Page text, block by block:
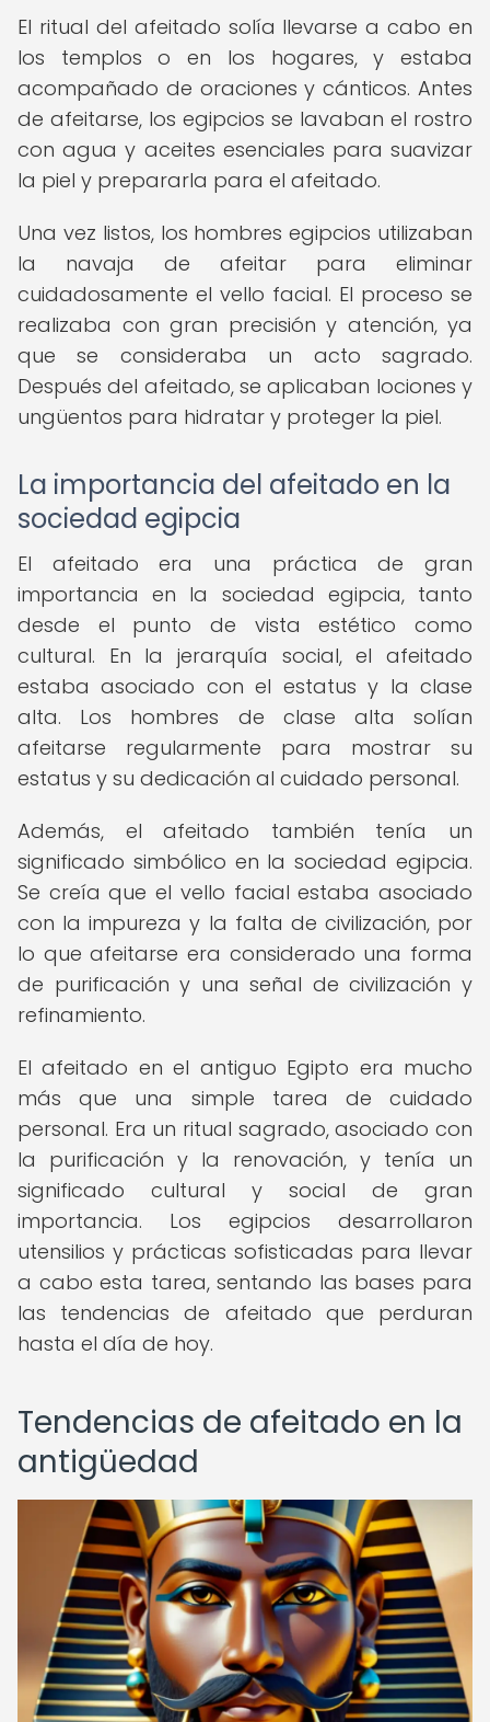
El ritual del afeitado solía llevarse a cabo en
los templos o en los hogares, y estaba
acompañado de oraciones y cánticos. Antes
de afeitarse, los egipcios se lavaban el rostro
con agua y aceites esenciales para suavizar
la piel y prepararla para el afeitado.
Una vez listos, los hombres egipcios utilizaban
la navaja de afeitar para eliminar
cuidadosamente el vello facial. El proceso se
realizaba con gran precisión y atención, ya
que se consideraba un acto sagrado.
Después del afeitado, se aplicaban lociones y
ungüentos para hidratar y proteger la piel.
La importancia del afeitado en la
sociedad egipcia
El afeitado era una práctica de gran
importancia en la sociedad egipcia, tanto
desde el punto de vista estético como
cultural. En la jerarquía social, el afeitado
estaba asociado con el estatus y la clase
alta. Los hombres de clase alta solían
afeitarse regularmente para mostrar su
estatus y su dedicación al cuidado personal.
Además, el afeitado también tenía un
significado simbólico en la sociedad egipcia.
Se creía que el vello facial estaba asociado
con la impureza y la falta de civilización, por
lo que afeitarse era considerado una forma
de purificación y una señal de civilización y
refinamiento.
El afeitado en el antiguo Egipto era mucho
más que una simple tarea de cuidado
personal. Era un ritual sagrado, asociado con
la purificación y la renovación, y tenía un
significado cultural y social de gran
importancia. Los egipcios desarrollaron
utensilios y prácticas sofisticadas para llevar
a cabo esta tarea, sentando las bases para
las tendencias de afeitado que perduran
hasta el día de hoy.
Tendencias de afeitado en la
antigüedad